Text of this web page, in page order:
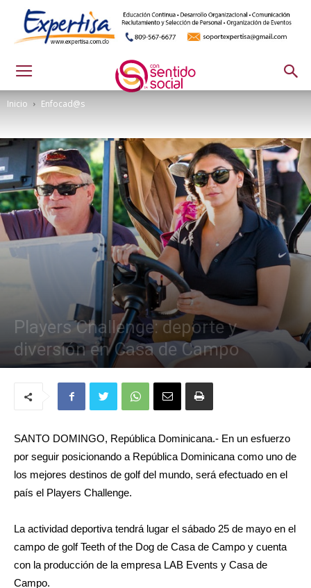
Inicio Enfocad@s
Players Challenge: deporte y
diversión en Casa de Campo
Por Yosarah Fernández - 23 abril, 2019 1824 0
SANTO DOMINGO, República Dominicana.- En un esfuerzo
por seguir posicionando a República Dominicana como uno de
los mejores destinos de golf del mundo, será efectuado en el
país el Players Challenge.
La actividad deportiva tendrá lugar el sábado 25 de mayo en el
campo de golf Teeth of the Dog de Casa de Campo y cuenta
con la producción de la empresa LAB Events y Casa de
Campo.